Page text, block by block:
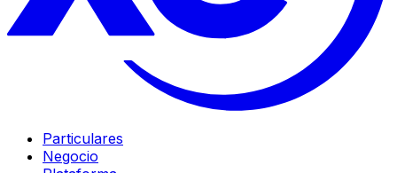
Particulares
Negocio